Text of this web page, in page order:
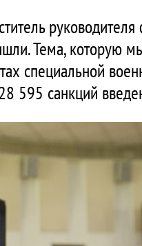
Тема, которую
специальной
595 санкций